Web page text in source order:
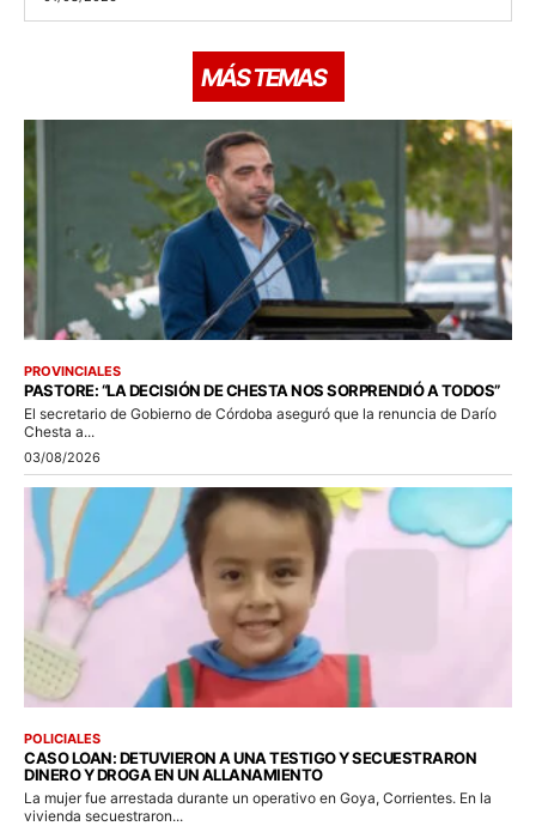
MÁS TEMAS
PROVINCIALES
PASTORE: “LA DECISIÓN DE CHESTA NOS SORPRENDIÓ A TODOS”
El secretario de Gobierno de Córdoba aseguró que la renuncia de Darío
Chesta a...
03/08/2026
POLICIALES
CASO LOAN: DETUVIERON A UNA TESTIGO Y SECUESTRARON
DINERO Y DROGA EN UN ALLANAMIENTO
La mujer fue arrestada durante un operativo en Goya, Corrientes. En la
vivienda secuestraron...